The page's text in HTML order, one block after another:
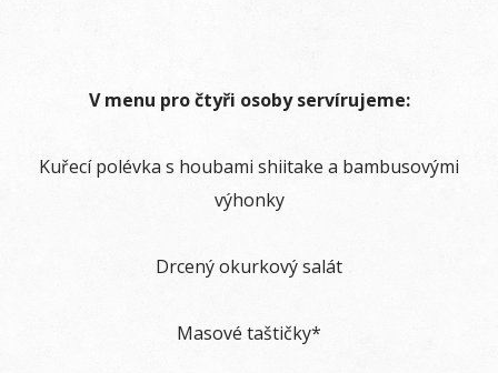
V menu pro čtyři osoby servírujeme:
Kuřecí polévka s houbami shiitake a bambusovými
výhonky
Drcený okurkový salát
Masové taštičky*